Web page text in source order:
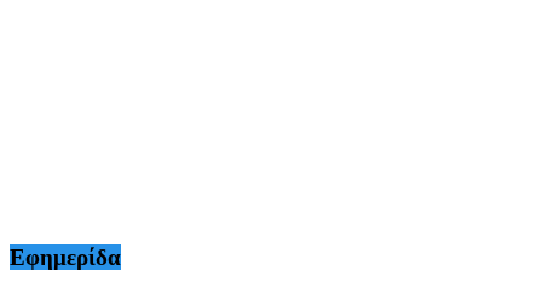
Εφημερίδα